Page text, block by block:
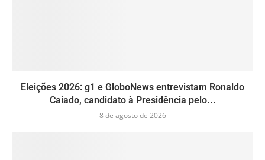
Eleições 2026: g1 e GloboNews entrevistam Ronaldo
Caiado, candidato à Presidência pelo...
8 de agosto de 2026